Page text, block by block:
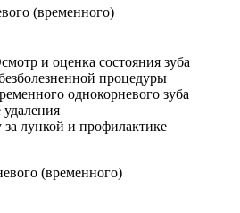
(временного)
и оценка состояния зуба
процедуры
однокорневого зуба
лункой и профилактике
(временного)